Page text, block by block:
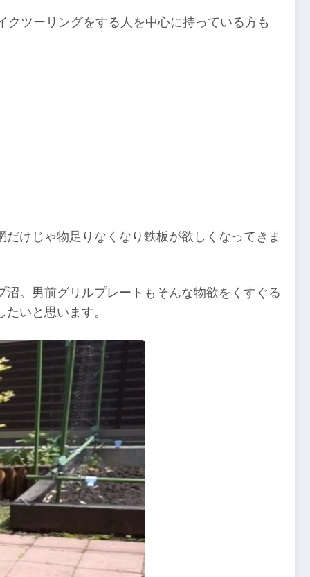
ツーリングをする人を中心に持っている方も
けじゃ物足りなくなり鉄板が欲しくなってきま
。男前グリルプレートもそんな物欲をくすぐる
いと思います。